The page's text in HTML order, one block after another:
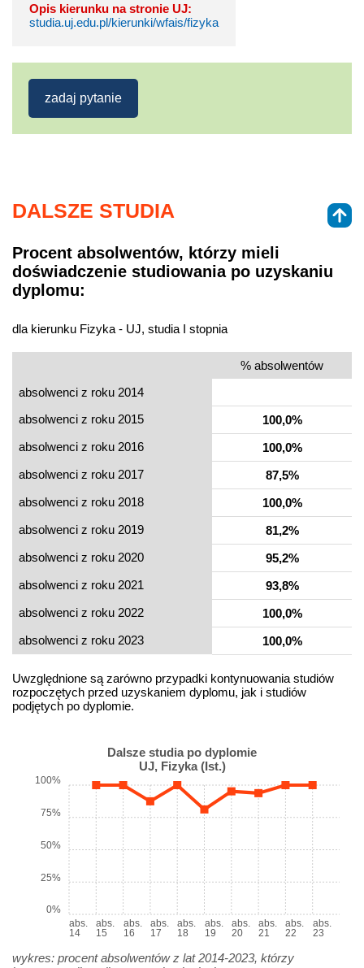
Opis kierunku na stronie UJ:
studia.uj.edu.pl/kierunki/wfais/fizyka
zadaj pytanie
DALSZE STUDIA
Procent absolwentów, którzy mieli
doświadczenie studiowania po uzyskaniu
dyplomu:
dla kierunku Fizyka - UJ, studia I stopnia
% absolwentów
absolwenci z roku 2014
absolwenci z roku 2015
100,0%
absolwenci z roku 2016
100,0%
absolwenci z roku 2017
87,5%
absolwenci z roku 2018
100,0%
absolwenci z roku 2019
81,2%
absolwenci z roku 2020
95,2%
absolwenci z roku 2021
93,8%
absolwenci z roku 2022
100,0%
absolwenci z roku 2023
100,0%
Uwzględnione są zarówno przypadki kontynuowania studiów
rozpoczętych przed uzyskaniem dyplomu, jak i studiów
podjętych po dyplomie.
Dalsze studia po dyplomie
UJ, Fizyka (Ist.)
abs.
14
abs.
15
abs.
16
abs.
17
abs.
18
abs.
19
abs.
20
abs.
21
abs.
22
abs.
23
0%
25%
50%
75%
100%
wykres: procent absolwentów z lat 2014-2023, którzy